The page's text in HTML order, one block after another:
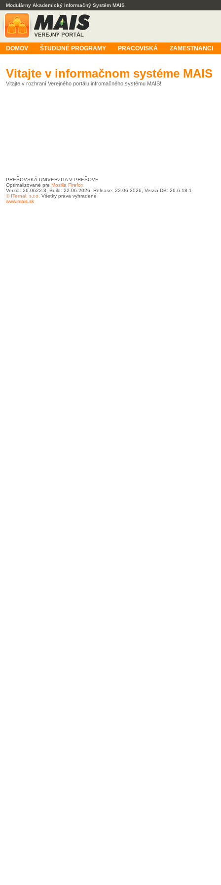
Modulárny Akademický Informačný Systém MAIS
DOMOV ŠTUDIJNÉ PROGRAMY PRACOVISKÁ ZAMESTNANCI
Vitajte v informačnom systéme MAIS
Vitajte v rozhraní Verejného portálu infromačného systému MAIS!
PREŠOVSKÁ UNIVERZITA V PREŠOVE
Optimalizované pre Mozilla Firefox
Verzia: 26.0622.3, Build: 22.06.2026, Release: 22.06.2026, Verzia DB: 26.6.18.1
© ITernal, s.r.o. Všetky práva vyhradené
www.mais.sk